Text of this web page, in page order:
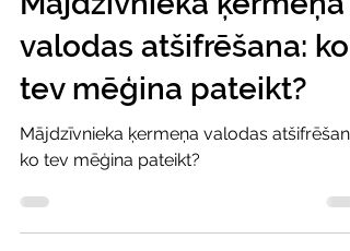
Noderīgi
Mājdzīvnieka ķermeņa
valodas atšifrēšana: ko
tev mēģina pateikt?
Mājdzīvnieka ķermeņa valodas